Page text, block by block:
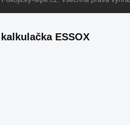
ESSOX